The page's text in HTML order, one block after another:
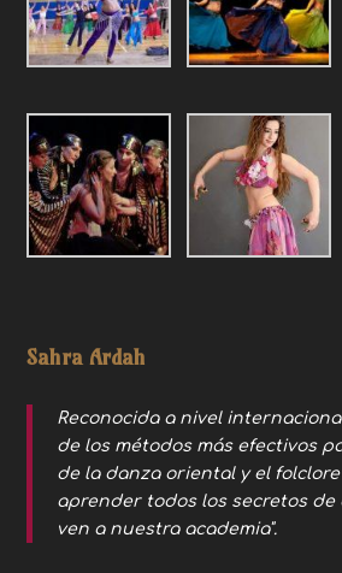
Sahra Ardah
Reconocida a nivel
de los métodos más efectivos
de la danza oriental y el
aprender todos los secretos de
ven a nuestra academia".